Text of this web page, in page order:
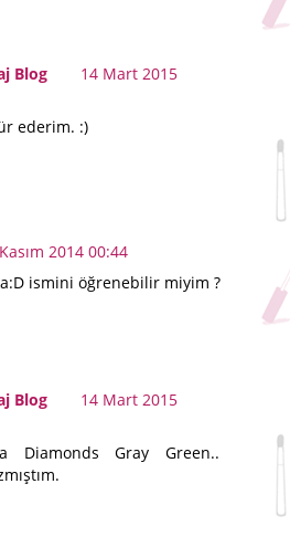
Blog
14 Mart 2015
ederim. :)
2014 00:44
ismini öğrenebilir miyim ?
Blog
14 Mart 2015
Diamonds Gray Green..